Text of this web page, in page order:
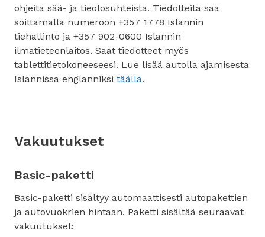
ohjeita sää- ja tieolosuhteista. Tiedotteita saa
soittamalla numeroon +357 1778 Islannin
tiehallinto ja +357 902-0600 Islannin
ilmatieteenlaitos. Saat tiedotteet myös
tablettitietokoneeseesi. Lue lisää autolla ajamisesta
Islannissa englanniksi täällä.
Vakuutukset
Basic-paketti
Basic-paketti sisältyy automaattisesti autopakettien
ja autovuokrien hintaan. Paketti sisältää seuraavat
vakuutukset: